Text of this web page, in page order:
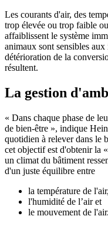
Les courants d'air, des
trop élevée ou trop faible
affaiblissent le système
animaux sont sensibles
détérioration de la
résultent.
La gestion
« Dans chaque phase de
de bien-être », indique
quotidien à relever dans le
cet objectif est d'obtenir la
un climat du bâtiment
d'un juste équilibre entre
la température de l'air,
l'humidité de l’air et
le mouvement de l'air.